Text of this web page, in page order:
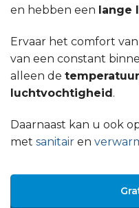
en hebben een lange
Ervaar het comfort
van een constant
alleen de temperatuur
luchtvochtigheid.
Daarnaast kan u ook
met sanitair en